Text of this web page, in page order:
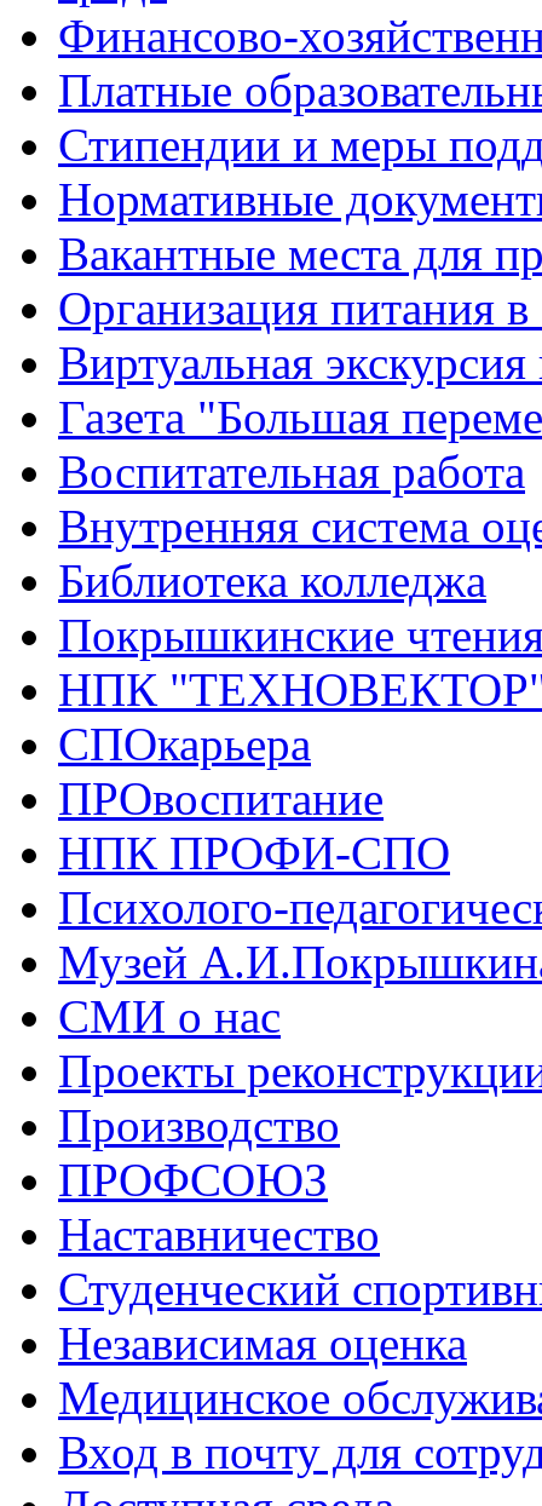
Финансово-
Платные
Стипендии и меры
Нормативные
Вакантные места для
Организация питания в
Виртуальная
Газета "Большая
Воспитательная работа
Внутренняя система
Библиотека колледжа
Покрышкинские
НПК
СПОкарьера
ПРОвоспитание
НПК ПРОФИ-СПО
Психолого-
Музей
СМИ о нас
Проекты
Производство
ПРОФСОЮЗ
Наставничество
Студенческий
Независимая оценка
Медицинское
Вход в почту для